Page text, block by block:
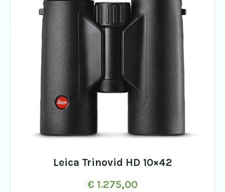
Leica Trinovid HD 10×42
€ 1.275,00